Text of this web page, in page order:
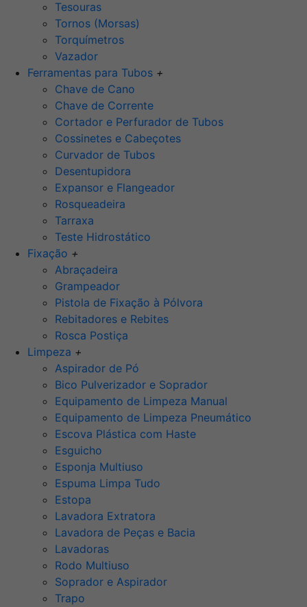
Tesouras
Tornos (Morsas)
Torquímetros
Vazador
Ferramentas para Tubos +
Chave de Cano
Chave de Corrente
Cortador e Perfurador de Tubos
Cossinetes e Cabeçotes
Curvador de Tubos
Desentupidora
Expansor e Flangeador
Rosqueadeira
Tarraxa
Teste Hidrostático
Fixação +
Abraçadeira
Grampeador
Pistola de Fixação à Pólvora
Rebitadores e Rebites
Rosca Postiça
Limpeza +
Aspirador de Pó
Bico Pulverizador e Soprador
Equipamento de Limpeza Manual
Equipamento de Limpeza Pneumático
Escova Plástica com Haste
Esguicho
Esponja Multiuso
Espuma Limpa Tudo
Estopa
Lavadora Extratora
Lavadora de Peças e Bacia
Lavadoras
Rodo Multiuso
Soprador e Aspirador
Trapo